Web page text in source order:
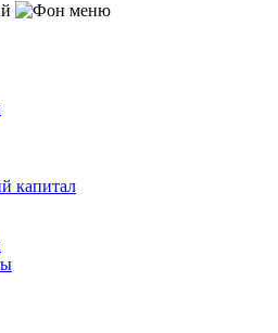
капитал